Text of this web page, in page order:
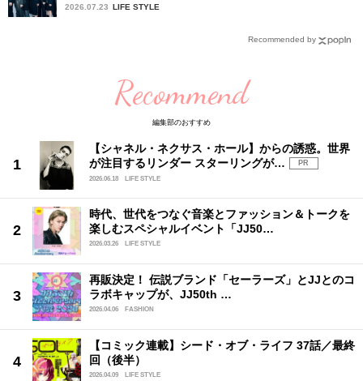
ュー。7人の魅力に迫ります♪
2026.07.23 LIFE STYLE
Recommended by
Recommend
編集部のおすすめ
【シャネル・ネクサス・ホール】からの誘惑。世界
が注目するリンダー スターリングが…
PR
2026.06.18
LIFE STYLE
時代、世代をつなぐ音楽とファッション＆トークを
楽しむスペシャルイベント「JJ50…
2026.03.26 LIFE STYLE
再販決定！ 伝説ブランド「セーラーズ」とJJとのコ
ラボキャップが、JJ50th …
2026.04.06 FASHION
【コミック連載】シード・オブ・ライフ 37話／最終
回（後半）
2026.04.09 LIFE STYLE